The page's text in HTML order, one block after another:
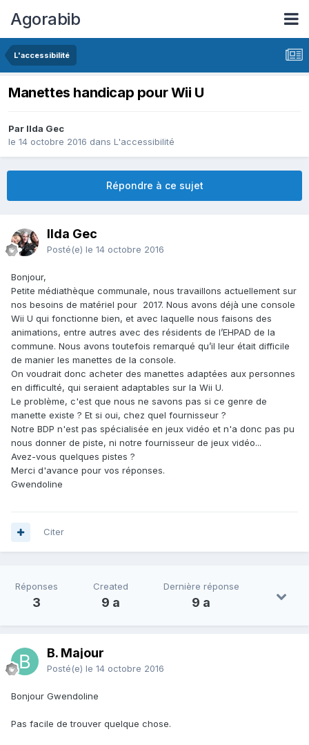
Agorabib
L'accessibilité
Manettes handicap pour Wii U
Par Ilda Gec
le 14 octobre 2016 dans L'accessibilité
Répondre à ce sujet
Ilda Gec
Posté(e) le 14 octobre 2016
Bonjour,
Petite médiathèque communale, nous travaillons actuellement sur
nos besoins de matériel pour 2017. Nous avons déjà une console
Wii U qui fonctionne bien, et avec laquelle nous faisons des
animations, entre autres avec des résidents de l’EHPAD de la
commune. Nous avons toutefois remarqué qu’il leur était difficile
de manier les manettes de la console.
On voudrait donc acheter des manettes adaptées aux personnes
en difficulté, qui seraient adaptables sur la Wii U.
Le problème, c'est que nous ne savons pas si ce genre de
manette existe ? Et si oui, chez quel fournisseur ?
Notre BDP n'est pas spécialisée en jeux vidéo et n'a donc pas pu
nous donner de piste, ni notre fournisseur de jeux vidéo...
Avez-vous quelques pistes ?
Merci d'avance pour vos réponses.
Gwendoline
Citer
Réponses
3
Created
9 a
Dernière réponse
9 a
B. Majour
Posté(e) le 14 octobre 2016
Bonjour Gwendoline
Pas facile de trouver quelque chose.